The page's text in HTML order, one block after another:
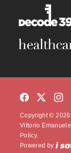
Copyright © 2026
Vittorio
Policy.
Powered by